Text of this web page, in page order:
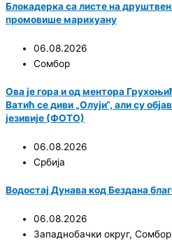
Блокадерка са листе на
промовише марихуану
06.08.2026
Сомбор
Ова је гора и од ментора
Ватић се диви „Олуји“, али су
језивије (ФОТО)
06.08.2026
Србија
Водостај Дунава код Бездана
06.08.2026
Западнобачки округ, Сомбор